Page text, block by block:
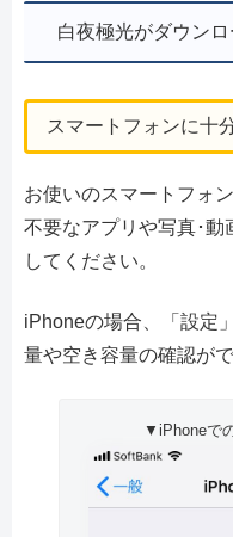
白夜極光がダウン
スマートフォンに十
お使いのスマートフォ
不要なアプリや写真･動
してください。
iPhoneの場合、「設定
量や空き容量の確認がで
▼iPhoneで